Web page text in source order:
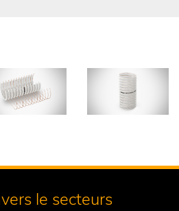
le secteurs